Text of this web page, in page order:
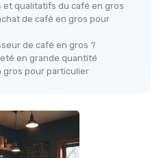
et qualitatifs du café en gros
de café en gros pour
de café en gros ?
en grande quantité
gros pour particulier